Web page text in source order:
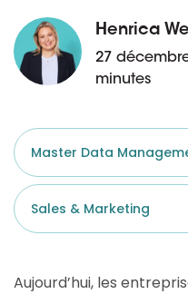
Henrica
27
minutes
Master Data
Sales & Marketing
Aujourd’hui, les